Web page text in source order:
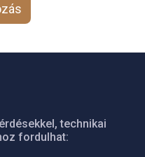
technikai
fordulhat: